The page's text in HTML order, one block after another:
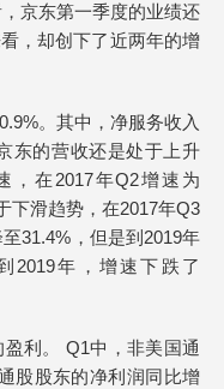
京东第一季度的业绩还
，却创下了近两年的增
。其中，净服务收入
东的营收还是处于上升
，在2017年Q2增速为
下滑趋势，在2017年Q3
31.4%，但是到2019年
2019年，增速下跌了
利。 Q1中，非美国通
股股东的净利润同比增